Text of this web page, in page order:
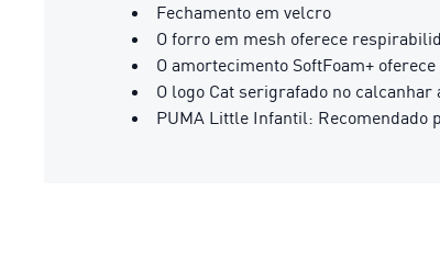
Fechamento em velcro
O forro em mesh oferece
O amortecimento SoftFoam+
O logo Cat serigrafado no
PUMA Little Infantil: Recomendado